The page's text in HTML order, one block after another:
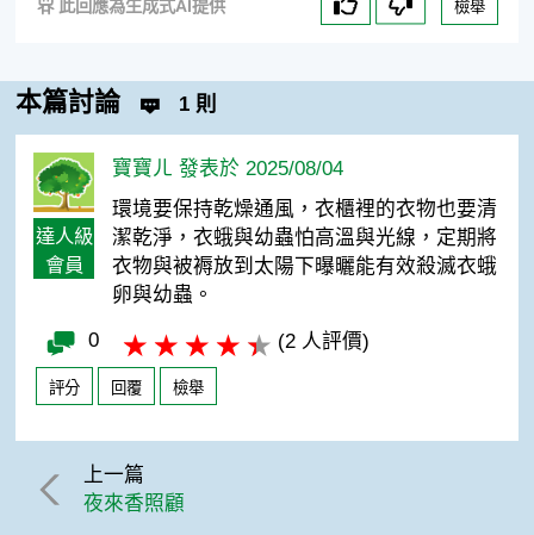
此回應為生成式AI提供 檢舉
本篇討論 1 則
達人級
會員
寶寶ㄦ 發表於 2025/08/04
環境要保持乾燥通風，衣櫃裡的衣物也要清
潔乾淨，衣蛾與幼蟲怕高溫與光線，定期將
衣物與被褥放到太陽下曝曬能有效殺滅衣蛾
卵與幼蟲。
0 (2 人評價)
評分 回覆 檢舉
上一篇
夜來香照顧